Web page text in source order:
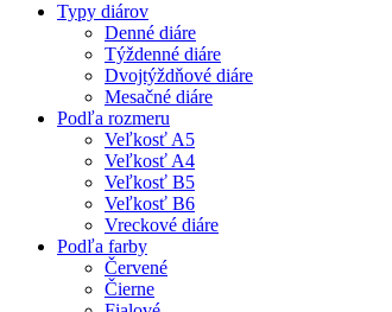
Typy diárov
Denné diáre
Týždenné diáre
Dvojtýždňové diáre
Mesačné diáre
Podľa rozmeru
Veľkosť A5
Veľkosť A4
Veľkosť B5
Veľkosť B6
Vreckové diáre
Podľa farby
Červené
Čierne